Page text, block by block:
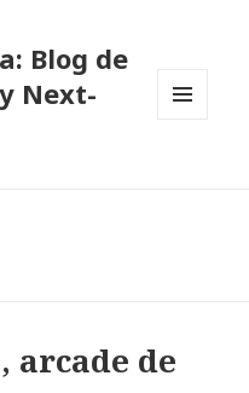
Blog de
Next-
arcade de